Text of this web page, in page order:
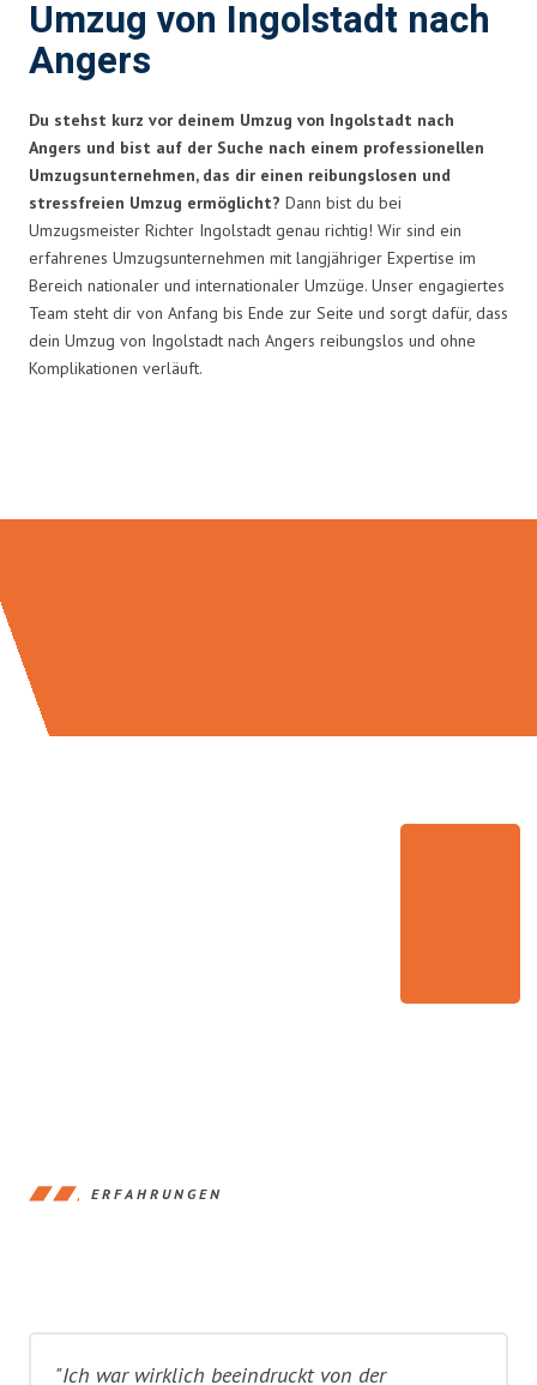
Umzug von Ingolstadt nach
Angers
Du stehst kurz vor deinem Umzug von Ingolstadt nach
Angers und bist auf der Suche nach einem professionellen
Umzugsunternehmen, das dir einen reibungslosen und
stressfreien Umzug ermöglicht? Dann bist du bei
Umzugsmeister Richter Ingolstadt genau richtig! Wir sind ein
erfahrenes Umzugsunternehmen mit langjähriger Expertise im
Bereich nationaler und internationaler Umzüge. Unser engagiertes
Team steht dir von Anfang bis Ende zur Seite und sorgt dafür, dass
dein Umzug von Ingolstadt nach Angers reibungslos und ohne
Komplikationen verläuft.
ERFAHRUNGEN
"Ich war wirklich beeindruckt von der